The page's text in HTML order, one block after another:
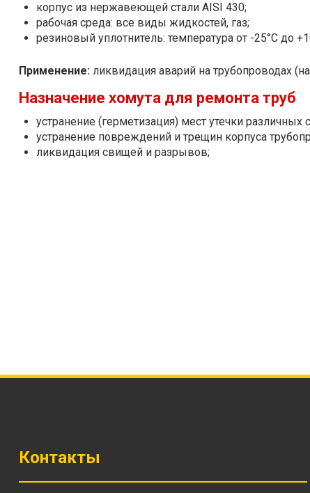
корпус из нержавеющей стали AISI 430;
рабочая среда: все виды жидкостей, газ;
резиновый уплотнитель: температура от -25°С до
Применение: ликвидация аварий на трубопроводах
Назначение хомута для ремонта труб
устранение (герметизация) мест утечки
устранение повреждений и трещин корпуса
ликвидация свищей и разрывов;
Контакты